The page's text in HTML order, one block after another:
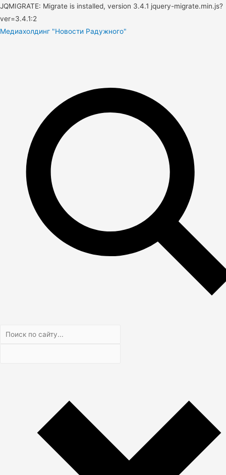
JQMIGRATE: Migrate is installed, version 3.4.1 jquery-migrate.min.js?
ver=3.4.1:2
Медиахолдинг "Новости Радужного"